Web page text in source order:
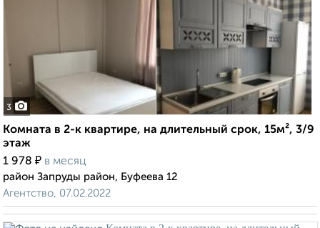
3
Комната в 2-к квартире, на длительный срок, 15м², 3/9
этаж
1 978 ₽ в месяц
район Запруды район, Буфеева 12
Агентство, 07.02.2022